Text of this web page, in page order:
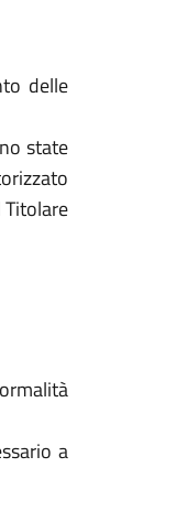
delle
state
a